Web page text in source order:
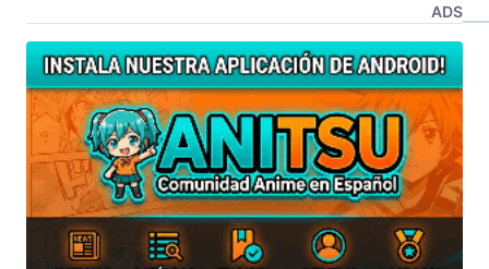
ADS